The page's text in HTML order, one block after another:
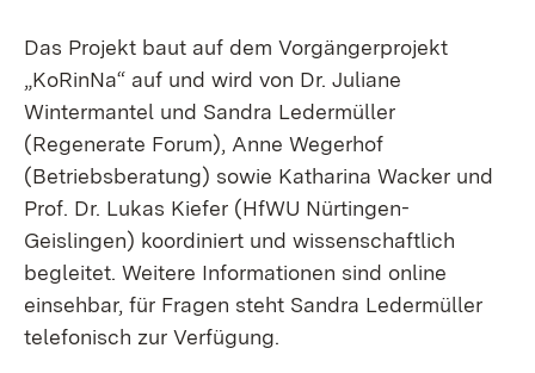
Das Projekt baut auf dem Vorgängerprojekt
„KoRinNa“ auf und wird von Dr. Juliane
Wintermantel und Sandra Ledermüller
(Regenerate Forum), Anne Wegerhof
(Betriebsberatung) sowie Katharina Wacker und
Prof. Dr. Lukas Kiefer (HfWU Nürtingen-
Geislingen) koordiniert und wissenschaftlich
begleitet. Weitere Informationen sind online
einsehbar, für Fragen steht Sandra Ledermüller
telefonisch zur Verfügung.